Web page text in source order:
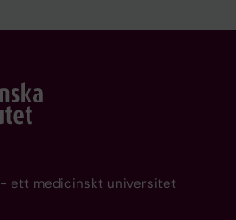
ett medicinskt universitet